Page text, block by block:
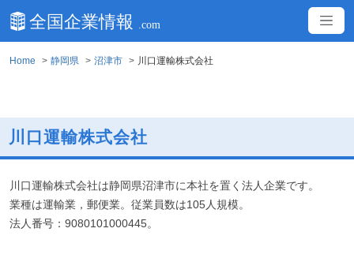
Home 静岡県 沼津市 川口運輸株式会社
川口運輸株式会社
川口運輸株式会社は静岡県沼津市に本社を置く法人企業です。
業種は運輸業，郵便業。従業員数は105人規模。
法人番号：9080101000445。